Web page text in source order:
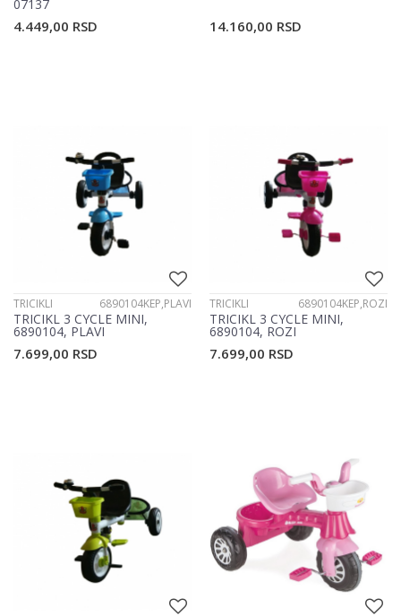
07137
4.449,00 RSD 14.160,00 RSD
TRICIKLI 6890104KEP,PLAVI
TRICIKL 3 CYCLE MINI,
6890104, PLAVI
7.699,00 RSD
TRICIKLI 6890104KEP,ROZI
TRICIKL 3 CYCLE MINI,
6890104, ROZI
7.699,00 RSD